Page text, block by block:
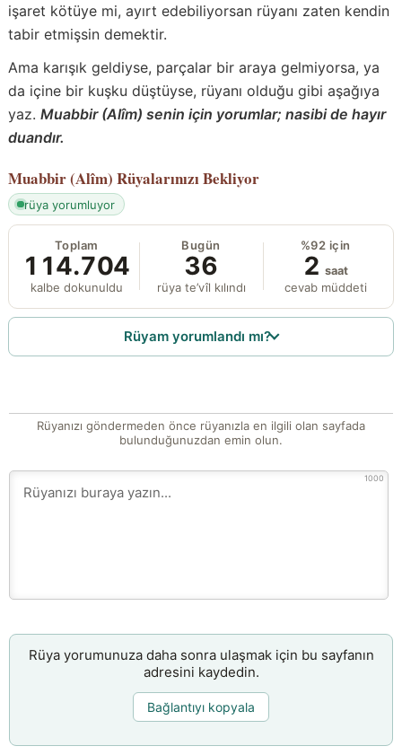
işaret kötüye mi, ayırt edebiliyorsan rüyanı zaten kendin
tabir etmişsin demektir.
Ama karışık geldiyse, parçalar bir araya gelmiyorsa, ya
da içine bir kuşku düştüyse, rüyanı olduğu gibi aşağıya
yaz. Muabbir (Alîm) senin için yorumlar; nasibi de hayır
duandır.
Muabbir (Alîm) Rüyalarınızı Bekliyor
rüya yorumluyor
Toplam
114.704
kalbe dokunuldu
Bugün
36
rüya te’vîl kılındı
%92 için
2 saat
cevab müddeti
Rüyam yorumlandı mı?
Rüyanızı göndermeden önce rüyanızla en ilgili olan sayfada
bulunduğunuzdan emin olun.
1000
Rüya yorumunuza daha sonra ulaşmak için bu sayfanın
adresini kaydedin.
Bağlantıyı kopyala